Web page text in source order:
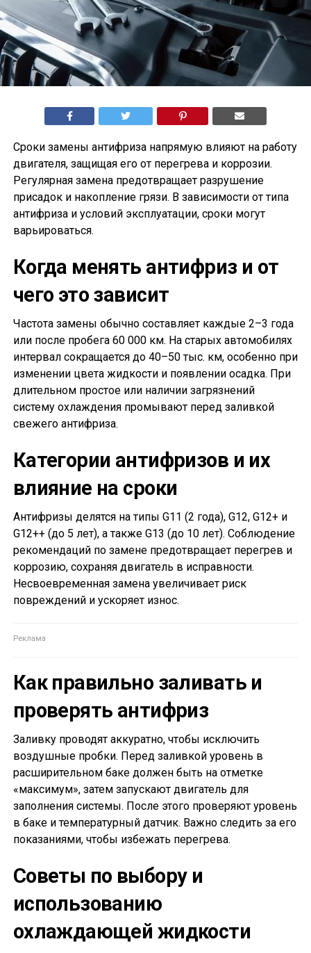
Сроки замены антифриза напрямую влияют на работу
двигателя, защищая его от перегрева и коррозии.
Регулярная замена предотвращает разрушение
присадок и накопление грязи. В зависимости от типа
антифриза и условий эксплуатации, сроки могут
варьироваться.
Когда менять антифриз и от
чего это зависит
Частота замены обычно составляет каждые 2–3 года
или после пробега 60 000 км. На старых автомобилях
интервал сокращается до 40–50 тыс. км, особенно при
изменении цвета жидкости и появлении осадка. При
длительном простое или наличии загрязнений
систему охлаждения промывают перед заливкой
свежего антифриза.
Категории антифризов и их
влияние на сроки
Антифризы делятся на типы G11 (2 года), G12, G12+ и
G12++ (до 5 лет), а также G13 (до 10 лет). Соблюдение
рекомендаций по замене предотвращает перегрев и
коррозию, сохраняя двигатель в исправности.
Несвоевременная замена увеличивает риск
повреждений и ускоряет износ.
Как правильно заливать и
проверять антифриз
Заливку проводят аккуратно, чтобы исключить
воздушные пробки. Перед заливкой уровень в
расширительном баке должен быть на отметке
«максимум», затем запускают двигатель для
заполнения системы. После этого проверяют уровень
в баке и температурный датчик. Важно следить за его
показаниями, чтобы избежать перегрева.
Советы по выбору и
использованию
охлаждающей жидкости